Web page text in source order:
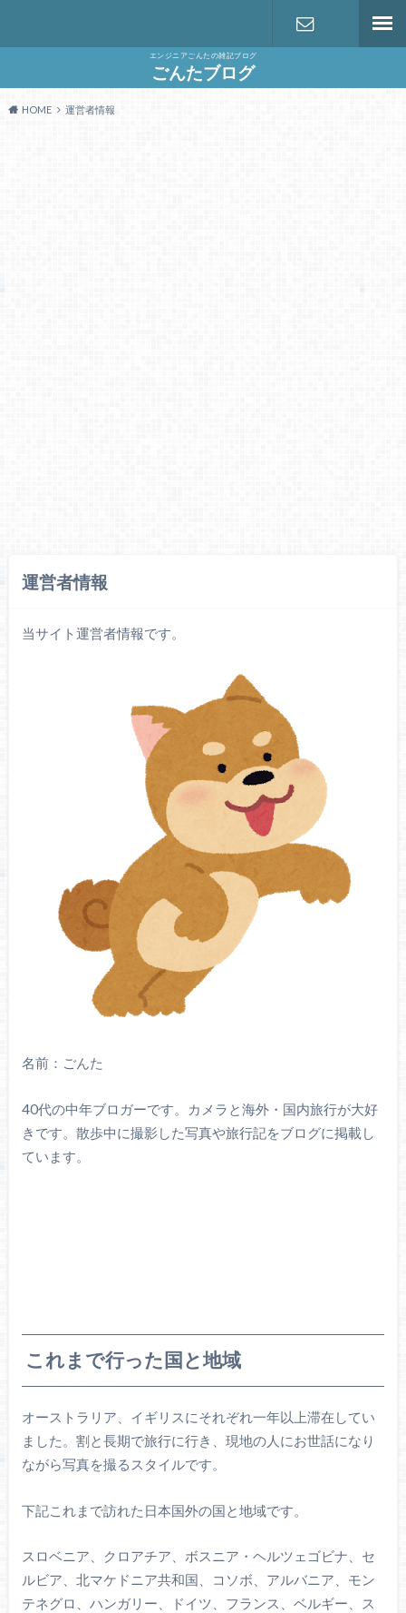
エンジニアごんたの雑記ブログ
ごんたブログ
HOME 運営者情報
運営者情報
当サイト運営者情報です。
名前：ごんた
40代の中年ブロガーです。カメラと海外・国内旅行が大好
きです。散歩中に撮影した写真や旅行記をブログに掲載し
ています。
これまで行った国と地域
オーストラリア、イギリスにそれぞれ一年以上滞在してい
ました。割と長期で旅行に行き、現地の人にお世話になり
ながら写真を撮るスタイルです。
下記これまで訪れた日本国外の国と地域です。
スロベニア、クロアチア、ボスニア・ヘルツェゴビナ、セ
ルビア、北マケドニア共和国、コソボ、アルバニア、モン
テネグロ、ハンガリー、ドイツ、フランス、ベルギー、ス